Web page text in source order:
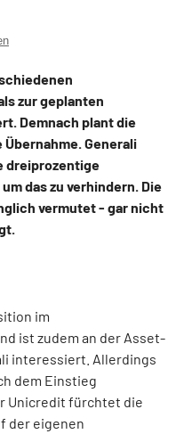
zur geplanten
Demnach plant die
Generali
dreiprozentige
das zu verhindern. Die
vermutet - gar nicht
im
ist zudem an der Asset-
interessiert. Allerdings
dem Einstieg
Unicredit fürchtet die
der eigenen